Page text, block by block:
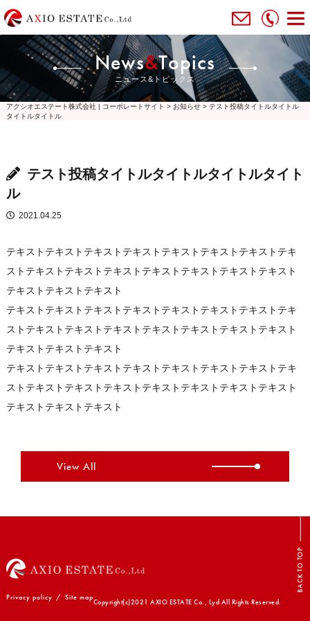
News&Topics
ニュース&トピックス
アクシオエステート株式会社 | コーポレートサイト > お知らせ> テスト投稿タイトルタイトル
タイトルタイトル
テスト投稿タイトルタイトルタイトルタイト
ル
2021.04.25
テキストテキストテキストテキストテキストテキストテキストテキ
ストテキストテキストテキストテキストテキストテキストテキスト
テキストテキストテキスト
テキストテキストテキストテキストテキストテキストテキストテキ
ストテキストテキストテキストテキストテキストテキストテキスト
テキストテキストテキスト
テキストテキストテキストテキストテキストテキストテキストテキ
ストテキストテキストテキストテキストテキストテキストテキスト
テキストテキストテキスト
View All
BACK TO TOP
Privacy policy / Site map
Copyright(c)2021 AXIO ESTATE Co., Lyd All Rights Reserved.